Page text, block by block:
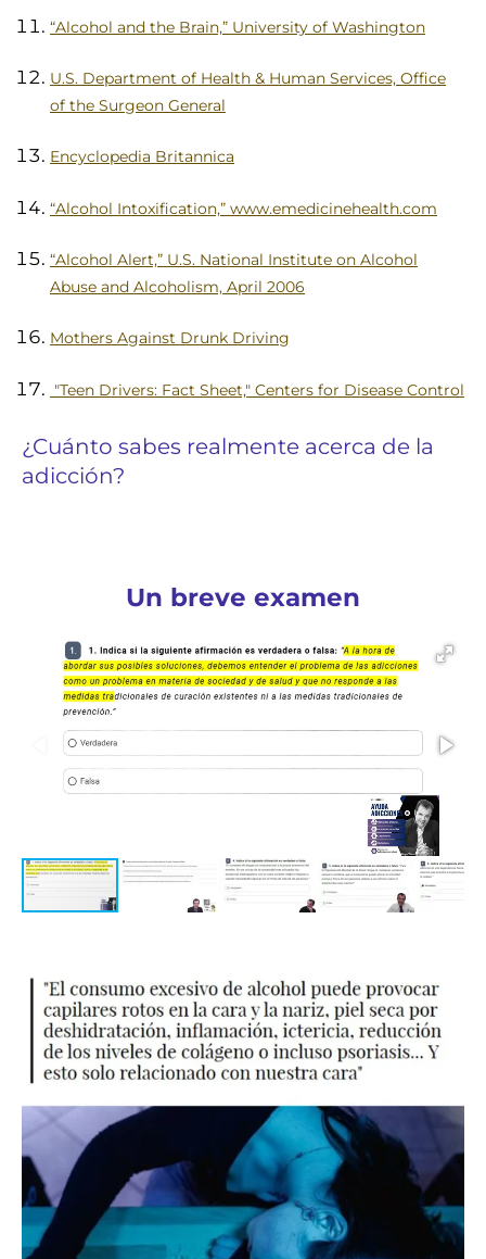
“Alcohol and the Brain,” University of Washington
U.S. Department of Health & Human Services, Office
of the Surgeon General
Encyclopedia Britannica
“Alcohol Intoxification,” www.emedicinehealth.com
“Alcohol Alert,” U.S. National Institute on Alcohol
Abuse and Alcoholism, April 2006
Mothers Against Drunk Driving
"Teen Drivers: Fact Sheet," Centers for Disease Control
¿Cuánto sabes realmente acerca de la
adicción?
Un breve examen